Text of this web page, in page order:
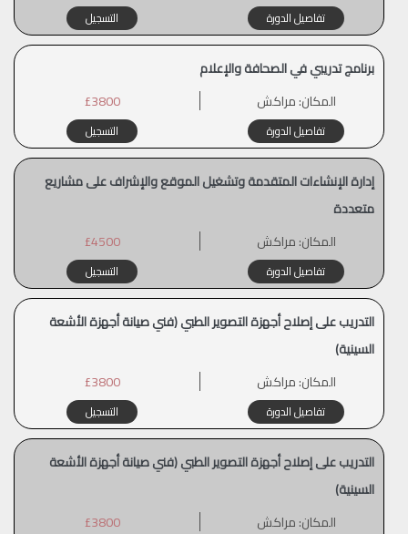
تفاصيل الدورة التسجيل
برنامج تدريبي في الصحافة والإعلام
المكان:مراكش £3800
تفاصيل الدورة التسجيل
إدارة الإنشاءات المتقدمة وتشغيل الموقع والإشراف على مشاريع
متعددة
المكان:مراكش £4500
تفاصيل الدورة التسجيل
التدريب على إصلاح أجهزة التصوير الطبي (فني صيانة أجهزة الأشعة
السينية)
المكان:مراكش £3800
تفاصيل الدورة التسجيل
التدريب على إصلاح أجهزة التصوير الطبي (فني صيانة أجهزة الأشعة
السينية)
المكان:مراكش £3800